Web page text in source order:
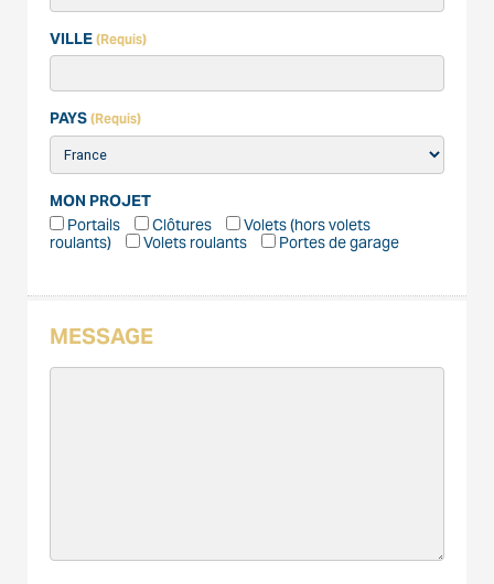
VILLE (Requis)
PAYS (Requis)
MON PROJET
Portails
Clôtures
Volets (hors volets
roulants)
Volets roulants Portes de garage
MESSAGE